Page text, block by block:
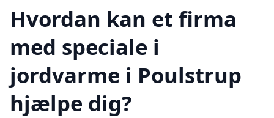
Hvordan kan et firma
med speciale i
jordvarme i Poulstrup
hjælpe dig?